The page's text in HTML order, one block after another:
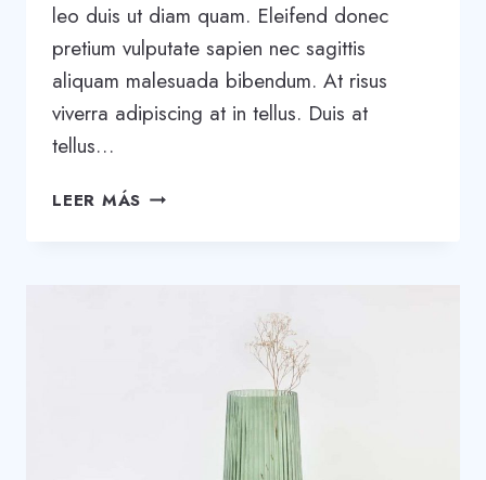
leo duis ut diam quam. Eleifend donec
pretium vulputate sapien nec sagittis
aliquam malesuada bibendum. At risus
viverra adipiscing at in tellus. Duis at
tellus…
LEER MÁS THE
SUCCESSFUL
PODCAST